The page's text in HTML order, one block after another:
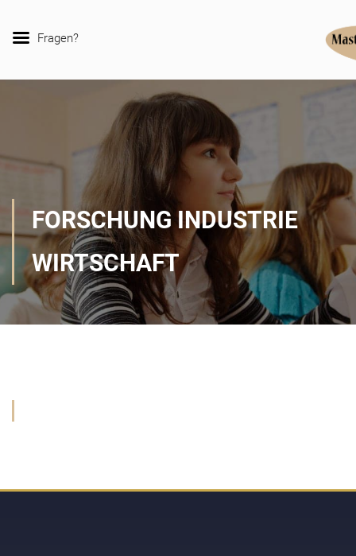
FORSCHUNG INDUSTRIE
WIRTSCHAFT
Fragen?